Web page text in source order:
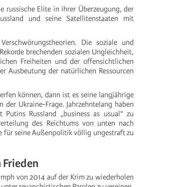
russische Elite in ihrer Überzeugung, der
und seine Satellitenstaaten mit
Die soziale und
brechenden sozialen Ungleichheit,
Freiheiten und der offensichtlichen
Ausbeutung der natürlichen Ressourcen
können, dann ist es seine langjährige
Ukraine-Frage. Jahrzehntelang haben
Russland „business as usual“ zu
des Reichtums von unten nach
für seine Außenpolitik völlig ungestraft zu
von 2014 auf der Krim zu wiederholen